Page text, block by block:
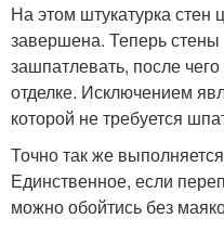
На этом штукатурка
завершена. Теперь стены
зашпатлевать, после
отделке. Исключением
которой не требуется
Точно так же
Единственное, если
можно обойтись без